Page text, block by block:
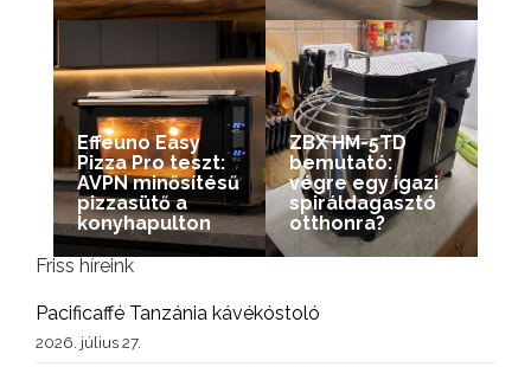
Effeuno Easy
Pizza Pro teszt:
AVPN minősítésű
pizzasütő a
konyhapulton
ZBX HM-5TD
bemutató:
végre egy igazi
spiráldagasztó
otthonra?
Friss híreink
Pacificaffé Tanzánia kávékóstoló
2026. július 27.